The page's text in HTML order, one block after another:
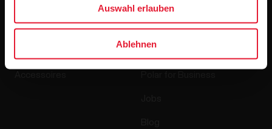
Auswahl erlauben
Ablehnen
Uhren Wer wir sind